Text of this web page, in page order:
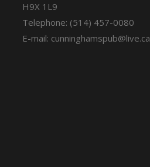
H9X 1L9
Telephone: (514) 457-0080
E-mail: cunninghamspub@live.ca